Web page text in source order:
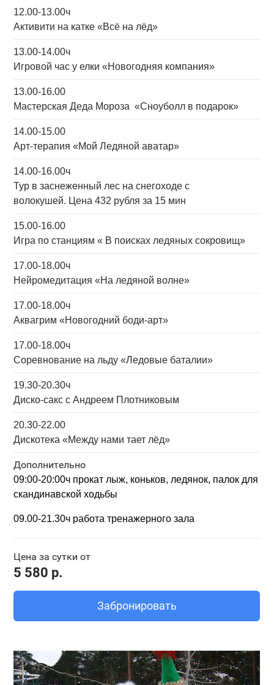
12.00-13.00ч
Активити на катке «Всё на лёд»
13.00-14.00ч
Игровой час у елки «Новогодняя компания»
13.00-16.00
Мастерская Деда Мороза «Сноуболл в подарок»
14.00-15.00
Арт-терапия «Мой Ледяной аватар»
14.00-16.00ч
Тур в заснеженный лес на снегоходе с
волокушей. Цена 432 рубля за 15 мин
15.00-16.00
Игра по станциям « В поисках ледяных сокровищ»
17.00-18.00ч
Нейромедитация «На ледяной волне»
17.00-18.00ч
Аквагрим «Новогодний боди-арт»
17.00-18.00ч
Соревнование на льду «Ледовые баталии»
19.30-20.30ч
Диско-сакс с Андреем Плотниковым
20.30-22.00
Дискотека «Между нами тает лёд»
Дополнительно
09:00-20:00ч прокат лыж, коньков, ледянок, палок для
скандинавской ходьбы
09.00-21.30ч работа тренажерного зала
Цена за сутки от
5 580 р.
Забронировать